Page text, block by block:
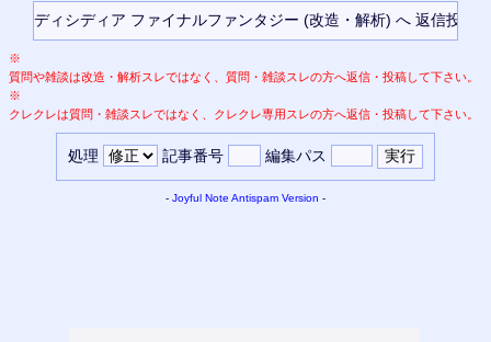
※
質問や雑談は改造・解析スレではなく、質問・雑談スレの方へ返信・投稿して下さい。
※
クレクレは質問・雑談スレではなく、クレクレ専用スレの方へ返信・投稿して下さい。
処理 記事番号 編集パス
- Joyful Note Antispam Version -